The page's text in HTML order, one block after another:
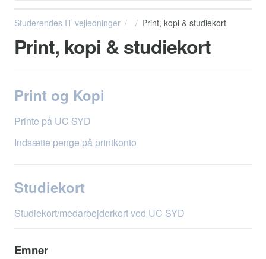
Studerendes IT-vejledninger Print, kopi & studiekort
Print, kopi & studiekort
Print og Kopi
Printe på UC SYD
Indsætte penge på printkonto
Studiekort
Studiekort/medarbejderkort ved UC SYD
Emner